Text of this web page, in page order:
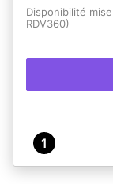
Disponibilité
RDV360)
A propos de
1